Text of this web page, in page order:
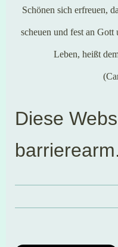
Schönen sich erfreuen,
scheuen und fest an
Leben, heißt
Diese
barrierearm.